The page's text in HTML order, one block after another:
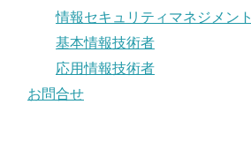
情報セキュリティマネジメント
基本情報技術者
応用情報技術者
お問合せ